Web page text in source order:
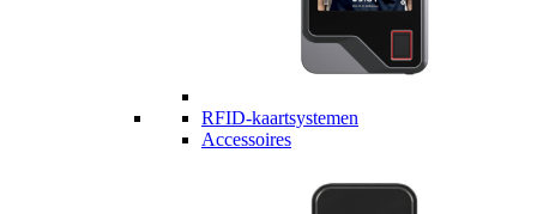
RFID-kaartsystemen
Accessoires